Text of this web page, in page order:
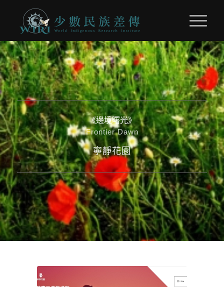
《邊境曙光》
Frontier Dawn
寧靜花園